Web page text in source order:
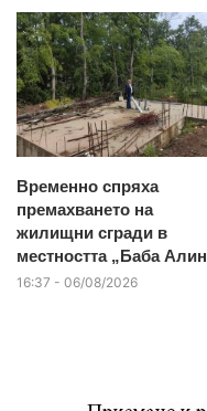
Временно спряха
премахването на
жилищни сгради в
местността „Баба
16:37 - 06/08/2026